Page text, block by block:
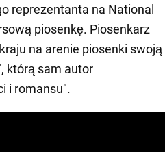
reprezentanta na National
piosenkę. Piosenkarz
na arenie piosenki swoją
którą sam autor
i romansu".